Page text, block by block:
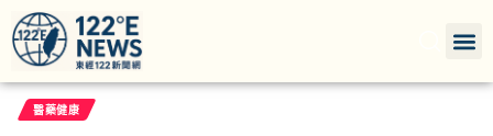
醫藥健康